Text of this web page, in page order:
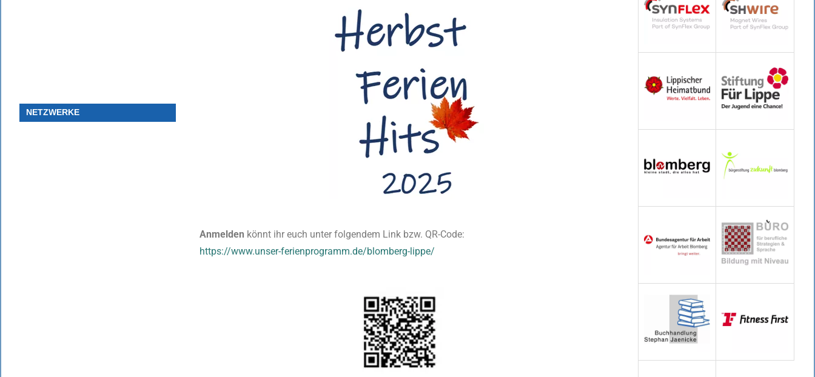
Anmelden könnt ihr euch unter folgendem Link bzw. QR-Code:
https://www.unser-ferienprogramm.de/blomberg-lippe/
NETZWERKE